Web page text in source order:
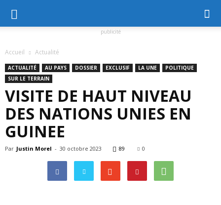
publicité
Accueil Actualité
ACTUALITÉ AU PAYS DOSSIER EXCLUSIF LA UNE
POLITIQUE
SUR LE TERRAIN
VISITE DE HAUT NIVEAU
DES NATIONS UNIES EN
GUINEE
Par Justin Morel - 30 octobre 2023 89 0